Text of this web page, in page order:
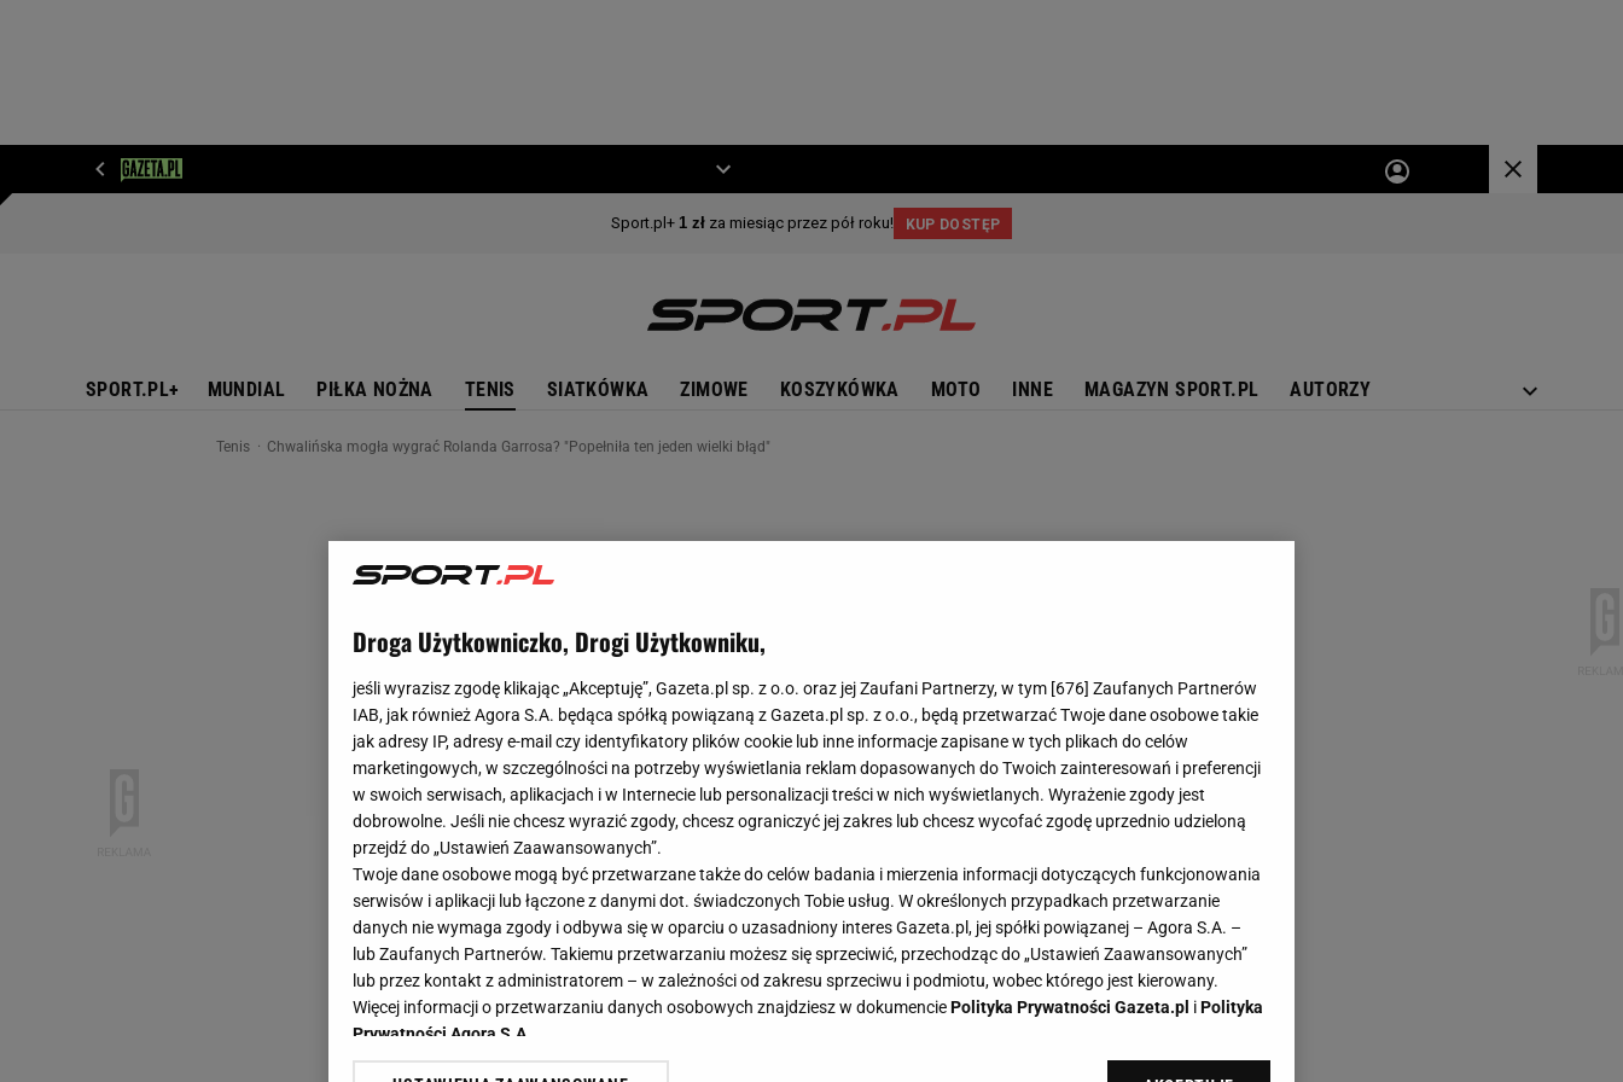
SPORT.PL+ MUNDIAL PIŁKA NOŻNA TENIS SIATKÓWKA ZIMOWE KOSZYKÓWKA MOTO INNE MAGAZYN SPORT.PL AUTORZY
Tenis Chwalińska mogła wygrać Rolanda Garrosa? "Popełniła ten jeden wielki błąd"
Droga Użytkowniczko, Drogi Użytkowniku,
jeśli wyrazisz zgodę klikając „Akceptuję”, Gazeta.pl sp. z o.o. oraz jej Zaufani Partnerzy, w tym [676] Zaufanych Partnerów
IAB, jak również Agora S.A. będąca spółką powiązaną z Gazeta.pl sp. z o.o., będą przetwarzać Twoje dane osobowe takie
jak adresy IP, adresy e-mail czy identyfikatory plików cookie lub inne informacje zapisane w tych plikach do celów
marketingowych, w szczególności na potrzeby wyświetlania reklam dopasowanych do Twoich zainteresowań i preferencji
w swoich serwisach, aplikacjach i w Internecie lub personalizacji treści w nich wyświetlanych. Wyrażenie zgody jest
dobrowolne. Jeśli nie chcesz wyrazić zgody, chcesz ograniczyć jej zakres lub chcesz wycofać zgodę uprzednio udzieloną
przejdź do „Ustawień Zaawansowanych”.
Twoje dane osobowe mogą być przetwarzane także do celów badania i mierzenia informacji dotyczących funkcjonowania
serwisów i aplikacji lub łączone z danymi dot. świadczonych Tobie usług. W określonych przypadkach przetwarzanie
danych nie wymaga zgody i odbywa się w oparciu o uzasadniony interes Gazeta.pl, jej spółki powiązanej – Agora S.A. –
lub Zaufanych Partnerów. Takiemu przetwarzaniu możesz się sprzeciwić, przechodząc do „Ustawień Zaawansowanych”
lub przez kontakt z administratorem – w zależności od zakresu sprzeciwu i podmiotu, wobec którego jest kierowany.
Więcej informacji o przetwarzaniu danych osobowych znajdziesz w dokumenciePolityka Prywatności Gazeta.pl iPolityka
Prywatności Agora S.A.